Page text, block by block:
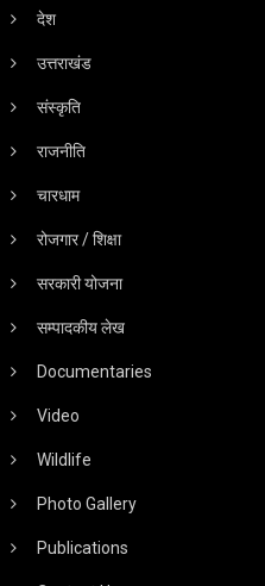
देश
उत्तराखंड
संस्कृति
राजनीति
चारधाम
रोजगार / शिक्षा
सरकारी योजना
सम्पादकीय लेख
Documentaries
Video
Wildlife
Photo Gallery
Publications